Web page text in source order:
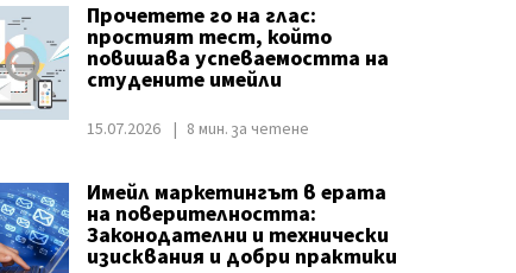
Прочетете го на глас:
простият тест, който
повишава успеваемостта на
студените имейли
15.07.2026 8 мин. за четене
Имейл маркетингът в ерата
на поверителността:
Законодателни и технически
изисквания и добри практики